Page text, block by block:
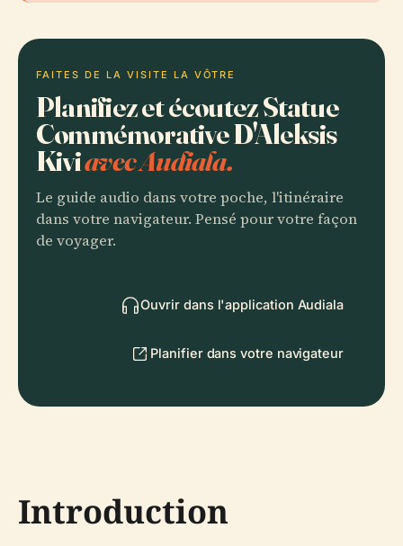
FAITES DE LA VISITE LA VÔTRE
Planifiez et écoutez Statue
Commémorative D'Aleksis
Kiviavec Audiala.
Le guide audio dans votre poche, l'itinéraire
dans votre navigateur. Pensé pour votre façon
de voyager.
Ouvrir dans l'application Audiala
Planifier dans votre navigateur
Introduction